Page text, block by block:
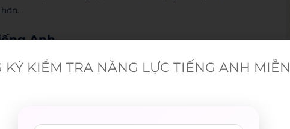
Anh
một ngôi trường nổi tiếng – Western Sydney Việt Nam.
thể học và tốt nghiệp tại nhiều trường đại học. Vậy nên
bạn hỗ trợ và đồng hành trên con đường chinh phục
Upper – Intermediate cho đến các khóa học
Trí được trang bị đầy đủ các kiến thức và kỹ năng cần
KIỂM TRA NĂNG LỰC TIẾNG ANH MIỄN